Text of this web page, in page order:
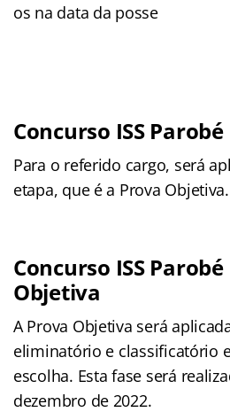
os na data da posse
Concurso ISS Parobé
Para o referido cargo, será
etapa, que é a Prova Objetiva.
Concurso ISS Parobé
Objetiva
A Prova Objetiva será
eliminatório e classificatório
escolha. Esta fase será
dezembro de 2022.